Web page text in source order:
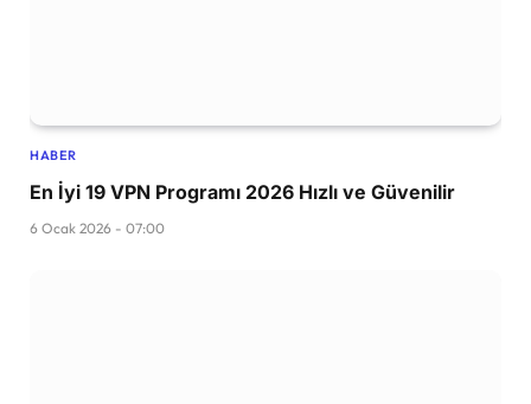
HABER
En İyi 19 VPN Programı 2026 Hızlı ve Güvenilir
6 Ocak 2026 - 07:00